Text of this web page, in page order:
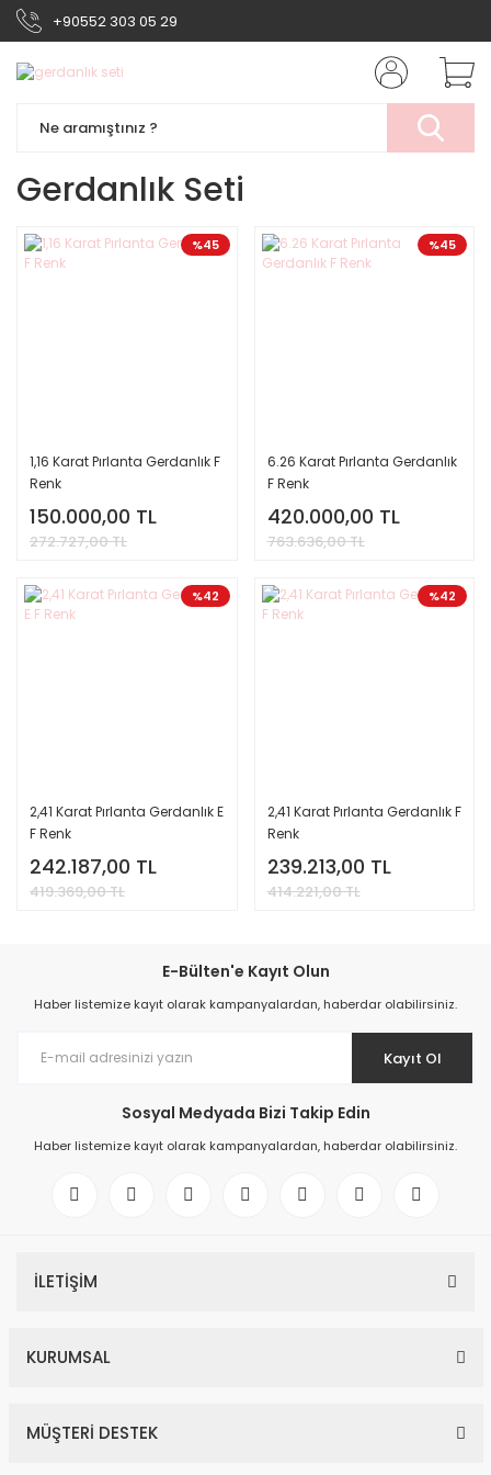
+90552 303 05 29
Gerdanlık Seti
%45
1,16 Karat Pırlanta Gerdanlık F
Renk
150.000,00 TL
272.727,00 TL
%45
6.26 Karat Pırlanta Gerdanlık
F Renk
420.000,00 TL
763.636,00 TL
%42
2,41 Karat Pırlanta Gerdanlık E
F Renk
242.187,00 TL
419.369,00 TL
%42
2,41 Karat Pırlanta Gerdanlık F
Renk
239.213,00 TL
414.221,00 TL
E-Bülten'e Kayıt Olun
Haber listemize kayıt olarak kampanyalardan, haberdar olabilirsiniz.
Kayıt Ol
Sosyal Medyada Bizi Takip Edin
Haber listemize kayıt olarak kampanyalardan, haberdar olabilirsiniz.
İLETİŞİM
KURUMSAL
MÜŞTERİ DESTEK